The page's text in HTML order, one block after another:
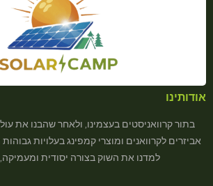
אודותינו
בתור קרוואניסטים בעצמינו, ולאחר שהבנו את
אביזרים לקרוואנים ומוצרי קמפינג בעלויות
למדנו את השוק בצורה יסודית ומעמיקה,